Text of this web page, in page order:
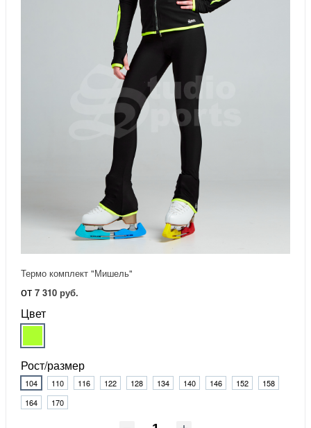
Термо комплект "Мишель"
от 7 310 руб.
Цвет
Рост/размер
104 110 116 122 128 134 140 146 152
158
164
170